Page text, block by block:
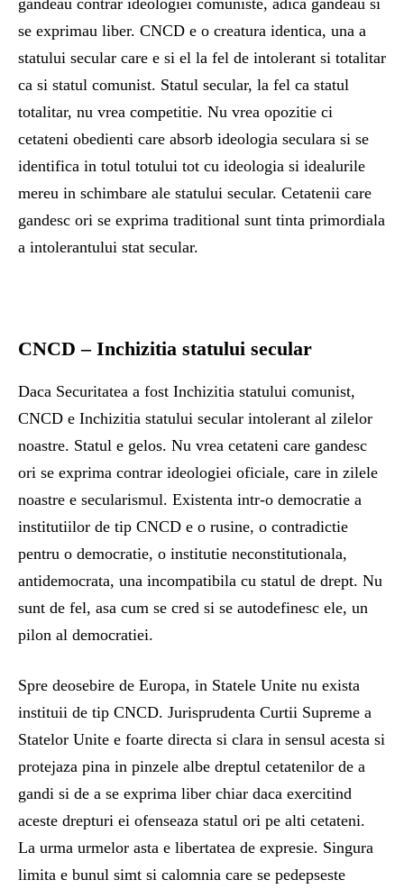
gandeau contrar ideologiei comuniste, adica gandeau si
se exprimau liber. CNCD e o creatura identica, una a
statului secular care e si el la fel de intolerant si totalitar
ca si statul comunist. Statul secular, la fel ca statul
totalitar, nu vrea competitie. Nu vrea opozitie ci
cetateni obedienti care absorb ideologia seculara si se
identifica in totul totului tot cu ideologia si idealurile
mereu in schimbare ale statului secular. Cetatenii care
gandesc ori se exprima traditional sunt tinta primordiala
a intolerantului stat secular.
CNCD – Inchizitia statului secular
Daca Securitatea a fost Inchizitia statului comunist,
CNCD e Inchizitia statului secular intolerant al zilelor
noastre. Statul e gelos. Nu vrea cetateni care gandesc
ori se exprima contrar ideologiei oficiale, care in zilele
noastre e secularismul. Existenta intr-o democratie a
institutiilor de tip CNCD e o rusine, o contradictie
pentru o democratie, o institutie neconstitutionala,
antidemocrata, una incompatibila cu statul de drept. Nu
sunt de fel, asa cum se cred si se autodefinesc ele, un
pilon al democratiei.
Spre deosebire de Europa, in Statele Unite nu exista
instituii de tip CNCD. Jurisprudenta Curtii Supreme a
Statelor Unite e foarte directa si clara in sensul acesta si
protejaza pina in pinzele albe dreptul cetatenilor de a
gandi si de a se exprima liber chiar daca exercitind
aceste drepturi ei ofenseaza statul ori pe alti cetateni.
La urma urmelor asta e libertatea de expresie. Singura
limita e bunul simt si calomnia care se pedepseste